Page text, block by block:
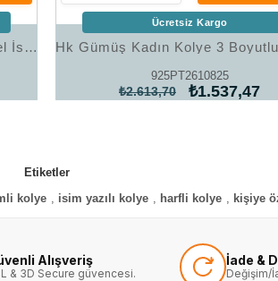
Hk Gümüş Kadın Kolye Kişiye Özel İsimli Kanatlı Kalp |Gümüş Takı Hediyelik Ürünler
925PT2610825
₺1.537,47
₺2.613,70
Ücretsiz Kargo
Etiketler
kolye , isim yazılı kolye , harfli kolye , kişiye
Alışveriş
& 3D Secure güvencesi.
İade &
Değişim/